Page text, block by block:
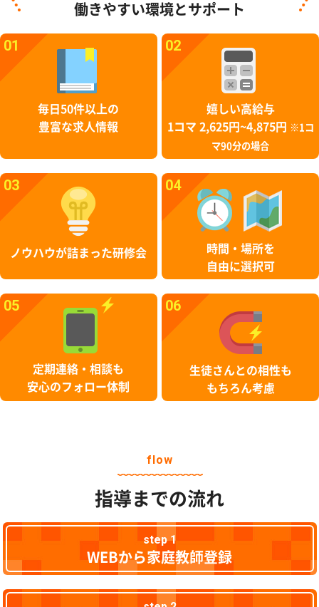
働きやすい環境とサポート
01
毎日50件以上の
豊富な求人情報
02
嬉しい高給与
1コマ 2,625円~4,875円
※1コ
マ90分の場合
03
ノウハウが詰まった研修会
04
時間・場所を
自由に選択可
05
定期連絡・相談も
安心のフォロー体制
06
生徒さんとの相性も
もちろん考慮
flow
指導までの流れ
step 1
WEBから家庭教師登録